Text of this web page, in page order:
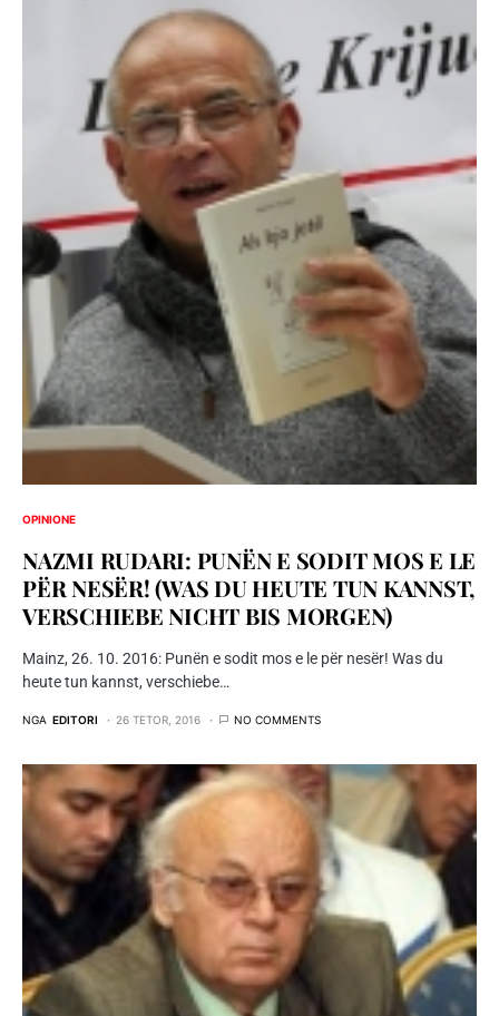
OPINIONE
NAZMI RUDARI: PUNËN E SODIT MOS E LE
PËR NESËR! (WAS DU HEUTE TUN KANNST,
VERSCHIEBE NICHT BIS MORGEN)
Mainz, 26. 10. 2016: Punën e sodit mos e le për nesër! Was du
heute tun kannst, verschiebe…
NGA EDITORI 26 TETOR, 2016 NO COMMENTS